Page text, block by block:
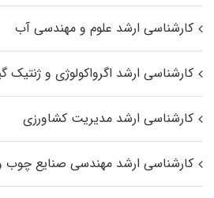
کارشناسی ارشد علوم و مهندسی آب
کارشناسی ارشد اگرواکولوژی و ژنتیک
کارشناسی ارشد مدیریت کشاورزی
کارشناسی ارشد مهندسی صنایع چوب